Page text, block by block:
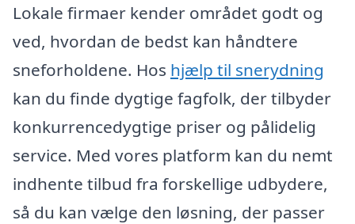
Lokale firmaer kender området godt og
ved, hvordan de bedst kan håndtere
sneforholdene. Hos hjælp til snerydning
kan du finde dygtige fagfolk, der tilbyder
konkurrencedygtige priser og pålidelig
service. Med vores platform kan du nemt
indhente tilbud fra forskellige udbydere,
så du kan vælge den løsning, der passer